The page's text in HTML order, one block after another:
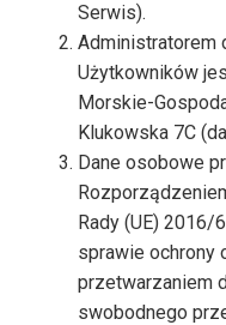
Serwis).
Administratorem
Użytkowników
Morskie-
Klukowska 7C
Dane osobowe
Rady (UE) 2016/
sprawie ochrony
przetwarzaniem
swobodnego